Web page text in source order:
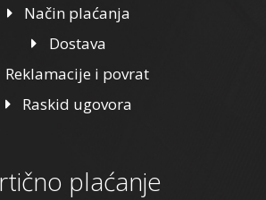
Način plaćanja
Dostava
Reklamacije i povrat
Raskid ugovora
plaćanje